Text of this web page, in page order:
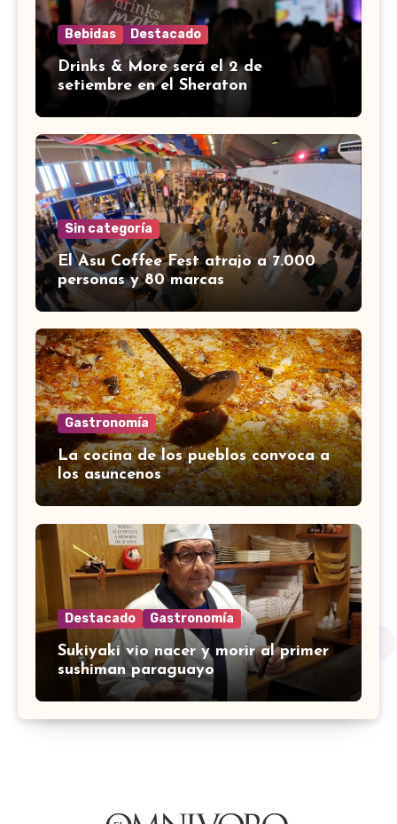
Bebidas Destacado
Drinks & More será el 2 de
setiembre en el Sheraton
Sin categoría
El Asu Coffee Fest atrajo a 7.000
personas y 80 marcas
Gastronomía
La cocina de los pueblos convoca a
los asuncenos
Destacado Gastronomía
Sukiyaki vio nacer y morir al primer
sushiman paraguayo